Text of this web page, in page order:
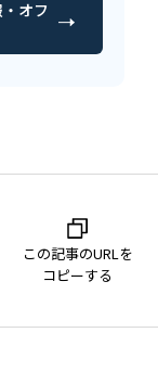
オフ
この記事のURLを
コピーする